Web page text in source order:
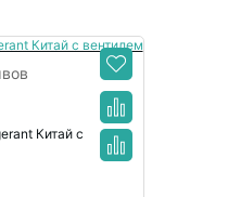
Китай с